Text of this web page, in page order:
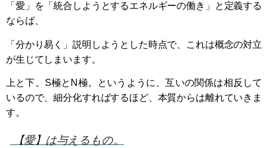
「愛」を「統合しようとするエネルギーの働き」と定義する
ならば、
「分かり易く」説明しようとした時点で、これは概念の対立
が生じてしまいます。
上と下。S極とN極。というように、互いの関係は相反して
いるので、細分化すればするほど、本質からは離れていきま
す。
【愛】は与えるもの。